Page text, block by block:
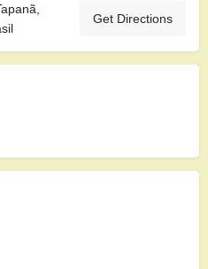
Get Directions